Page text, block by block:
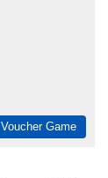
Voucher Game